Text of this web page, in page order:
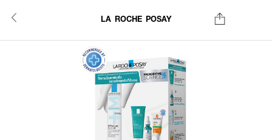
LA ROCHE POSAY